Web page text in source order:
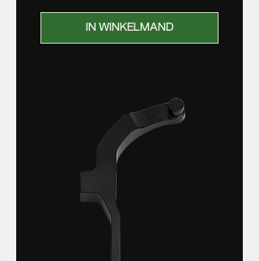
IN WINKELMAND